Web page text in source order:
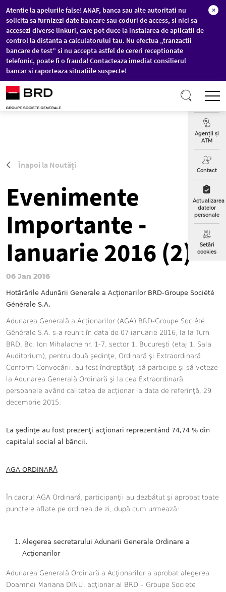
Sari la conținutul principal
Atentie la apelurile false! ANAF, banca sau alte autoritati nu
solicita sa furnizezi date bancare sau coduri de access, si nici sa
accesezi diverse linkuri, care pot duce la instalarea de aplicatii de
control la distanta a calculatorului tau. Nu efectua „tranzactii
bancare de test” si nu accepta astfel de cereri receptionate
telefonic, poate fi o frauda! Contacteaza imediat consilierul
bancar si raporteaza situatiile suspecte!
×
Curs
Agenții și
ATM
Contact
Actualizarea
datelor
personale
Setări
cookies
Înapoi la Noutăți
Evenimente
Importante -
Ianuarie 2016 (2)
06 Jan 2016
Hotărârile Adunării Generale a Acţionarilor BRD-Groupe Société
Générale S.A.
Adunarea Generală a Acţionarilor (AGA) BRD-Groupe Société
Générale S.A. s-a reunit în data de 07 ianuarie 2016, la la Turn
BRD, Bd. Ion Mihalache nr. 1-7, sector 1, Bucureşti (etaj 1, Sala
Auditorium), pentru două şedinţe, Ordinară şi Extraordinară.
Conform Convocării, au fost îndreptăţiţi să participe şi să voteze
la Adunarea Generală Ordinară şi la cea Extraordinară
persoanele având calitatea de acţionar la data de referinţă, 29
decembrie 2015.
La şedinţe au fost prezenţi acţionari reprezentând 74,74 % din
capitalul social al băncii.
AGA ORDINARĂ
În cadrul AGA Ordinară, participanţii au dezbătut şi aprobat toate
punctele aflate pe ordinea de zi, după cum urmează:
Alegerea secretarului Adunarii Generale Ordinare a
Acţionarilor
Adunarea Generală Ordinară a Acţionarilor a aprobat alegerea
Doamnei Mariana DINU, acţionar al BRD – Groupe Societe